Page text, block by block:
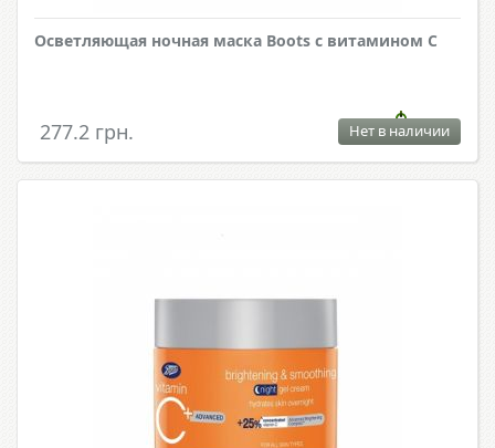
Осветляющая ночная маска Boots с витамином С
277.2 грн. Нет в наличии